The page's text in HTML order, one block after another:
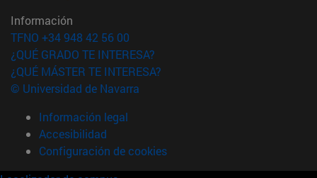
Información
TFNO +34 948 42 56 00
¿QUÉ GRADO TE INTERESA?
¿QUÉ MÁSTER TE INTERESA?
© Universidad de Navarra
Información legal
Accesibilidad
Configuración de cookies